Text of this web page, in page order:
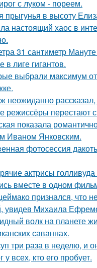
с луком - пореем.
прыгунья в высоту
настоящий хаос в
31 сантиметр Мануте
лиге гигантов.
выбрали максимум
неожиданно
режиссёры перестают
показала
Иваном Янковским.
фотосессия
актрисы
вместе в одном
признался, что
увидев Михаила
волк на планете
саваннах.
три раза в неделю, и
у всех, кто его пробует.